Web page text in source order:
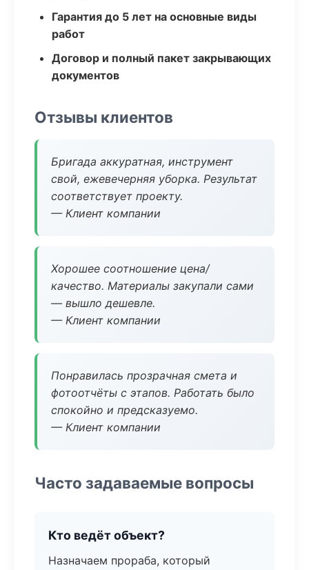
Гарантия до 5 лет на основные виды
работ
Договор и полный пакет закрывающих
документов
Отзывы клиентов
Бригада аккуратная, инструмент
свой, ежевечерняя уборка. Результат
соответствует проекту.
— Клиент компании
Хорошее соотношение цена/
качество. Материалы закупали сами
— вышло дешевле.
— Клиент компании
Понравилась прозрачная смета и
фотоотчёты с этапов. Работать было
спокойно и предсказуемо.
— Клиент компании
Часто задаваемые вопросы
Кто ведёт объект?
Назначаем прораба, который